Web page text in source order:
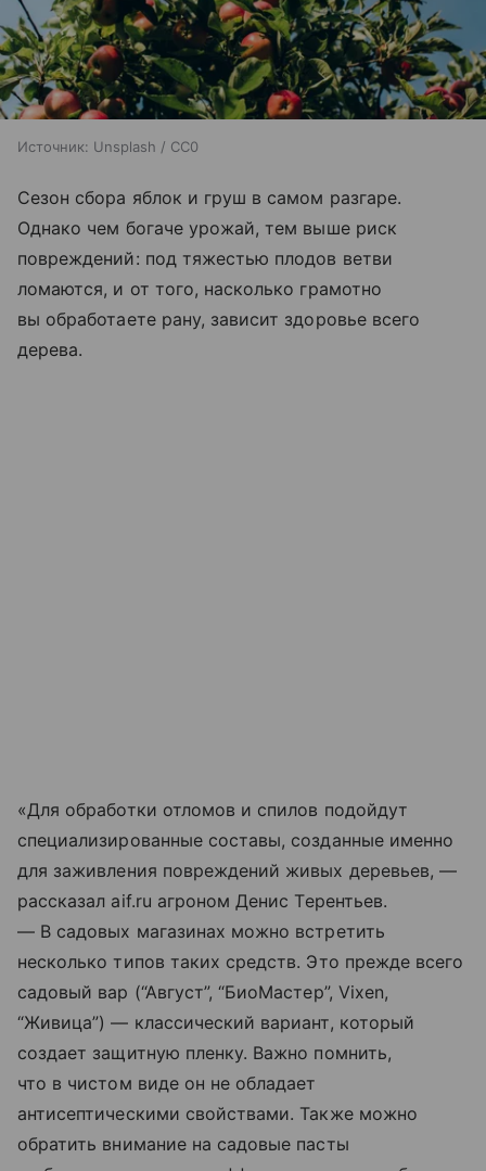
Источник: Unsplash / CC0
Сезон сбора яблок и груш в самом разгаре.
Однако чем богаче урожай, тем выше риск
повреждений: под тяжестью плодов ветви
ломаются, и от того, насколько грамотно
вы обработаете рану, зависит здоровье всего
дерева.
«Для обработки отломов и спилов подойдут
специализированные составы, созданные именно
для заживления повреждений живых деревьев, —
рассказал aif.ru агроном Денис Терентьев.
— В садовых магазинах можно встретить
несколько типов таких средств. Это прежде всего
садовый вар (“Август”, “БиоМастер”, Vixen,
“Живица”) — классический вариант, который
создает защитную пленку. Важно помнить,
что в чистом виде он не обладает
антисептическими свойствами. Также можно
обратить внимание на садовые пасты